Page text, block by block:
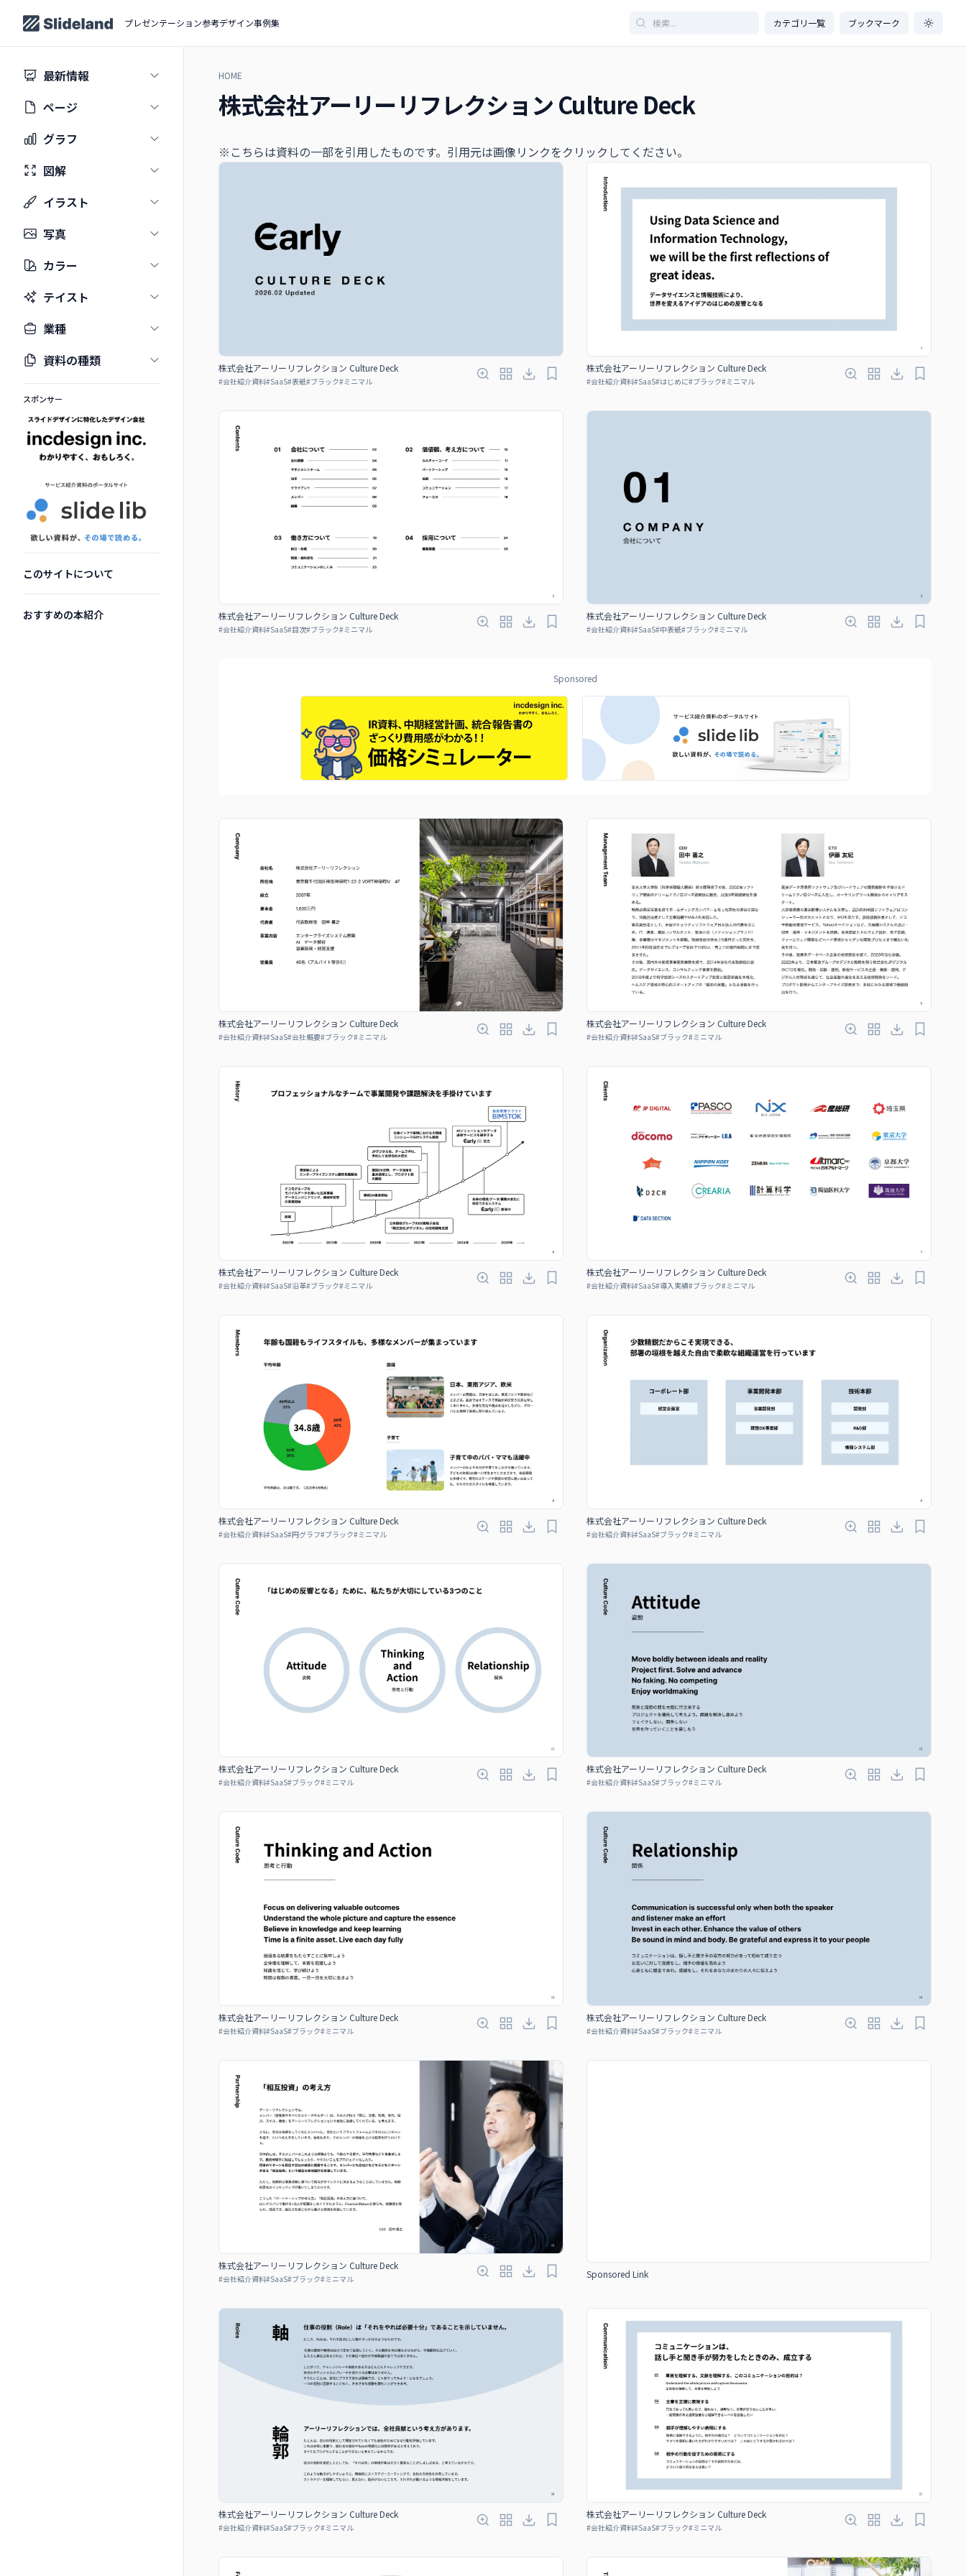
プレゼンテーション参考デザイン事例集 カテゴリ一覧 ブックマーク
最新情報
ページ
グラフ
図解
イラスト
写真
カラー
テイスト
業種
資料の種類
スポンサー
このサイトについて
おすすめの本紹介
HOME
株式会社アーリーリフレクション Culture Deck
※こちらは資料の一部を引用したものです。引用元は画像リンクをクリックしてください。
株式会社アーリーリフレクション Culture Deck
#会社紹介資料#SaaS#表紙#ブラック#ミニマル
株式会社アーリーリフレクション Culture Deck
#会社紹介資料#SaaS#はじめに#ブラック#ミニマル
株式会社アーリーリフレクション Culture Deck
#会社紹介資料#SaaS#目次#ブラック#ミニマル
株式会社アーリーリフレクション Culture Deck
#会社紹介資料#SaaS#中表紙#ブラック#ミニマル
Sponsored
株式会社アーリーリフレクション Culture Deck
#会社紹介資料#SaaS#会社概要#ブラック#ミニマル
株式会社アーリーリフレクション Culture Deck
#会社紹介資料#SaaS#ブラック#ミニマル
株式会社アーリーリフレクション Culture Deck
#会社紹介資料#SaaS#沿革#ブラック#ミニマル
株式会社アーリーリフレクション Culture Deck
#会社紹介資料#SaaS#導入実績#ブラック#ミニマル
株式会社アーリーリフレクション Culture Deck
#会社紹介資料#SaaS#円グラフ#ブラック#ミニマル
株式会社アーリーリフレクション Culture Deck
#会社紹介資料#SaaS#ブラック#ミニマル
株式会社アーリーリフレクション Culture Deck
#会社紹介資料#SaaS#ブラック#ミニマル
株式会社アーリーリフレクション Culture Deck
#会社紹介資料#SaaS#ブラック#ミニマル
株式会社アーリーリフレクション Culture Deck
#会社紹介資料#SaaS#ブラック#ミニマル
株式会社アーリーリフレクション Culture Deck
#会社紹介資料#SaaS#ブラック#ミニマル
株式会社アーリーリフレクション Culture Deck
#会社紹介資料#SaaS#ブラック#ミニマル Sponsored Link
株式会社アーリーリフレクション Culture Deck
#会社紹介資料#SaaS#ブラック#ミニマル
株式会社アーリーリフレクション Culture Deck
#会社紹介資料#SaaS#ブラック#ミニマル